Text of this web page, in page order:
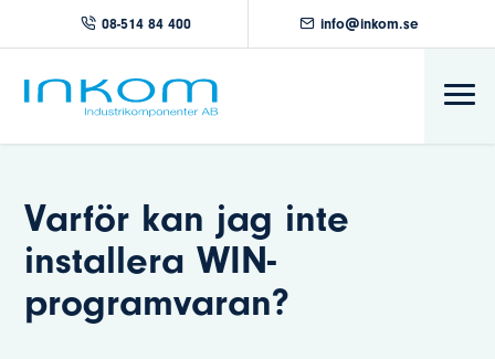
08-514 84 400 info@inkom.se
Varför kan jag inte
installera WIN-
programvaran?